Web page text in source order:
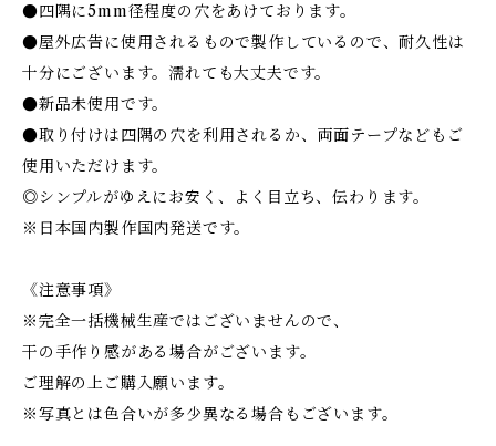
●四隅に5mm径程度の穴をあけております。
●屋外広告に使用されるもので製作しているので、耐久性は
十分にございます。濡れても大丈夫です。
●新品未使用です。
●取り付けは四隅の穴を利用されるか、両面テープなどもご
使用いただけます。
◎シンプルがゆえにお安く、よく目立ち、伝わります。
※日本国内製作国内発送です。
《注意事項》
※完全一括機械生産ではございませんので、
干の手作り感がある場合がございます。
ご理解の上ご購入願います。
※写真とは色合いが多少異なる場合もございます。